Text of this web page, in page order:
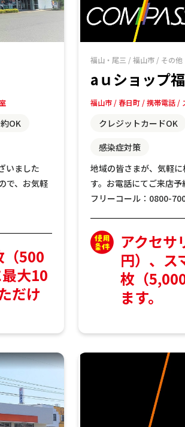
OK
いました
で、お気軽
（500
大10
だけ
福山・尾三 /福山市 / その他
aｕショップ
福山市 春日町 携帯電話
クレジットカードOK
感染症対策
地域の皆さまが、気軽
す。お電話にてご来店予
フリーコール：0800-
アクセサ
円）、ス
枚（
ます。